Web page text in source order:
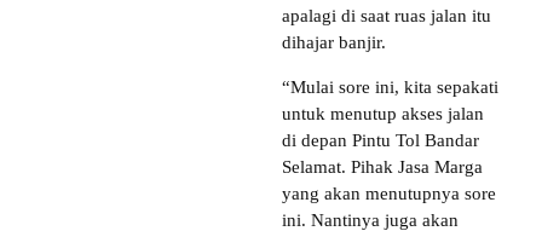
apalagi di saat ruas jalan itu
dihajar banjir.
“Mulai sore ini, kita sepakati
untuk menutup akses jalan
di depan Pintu Tol Bandar
Selamat. Pihak Jasa Marga
yang akan menutupnya sore
ini. Nantinya juga akan